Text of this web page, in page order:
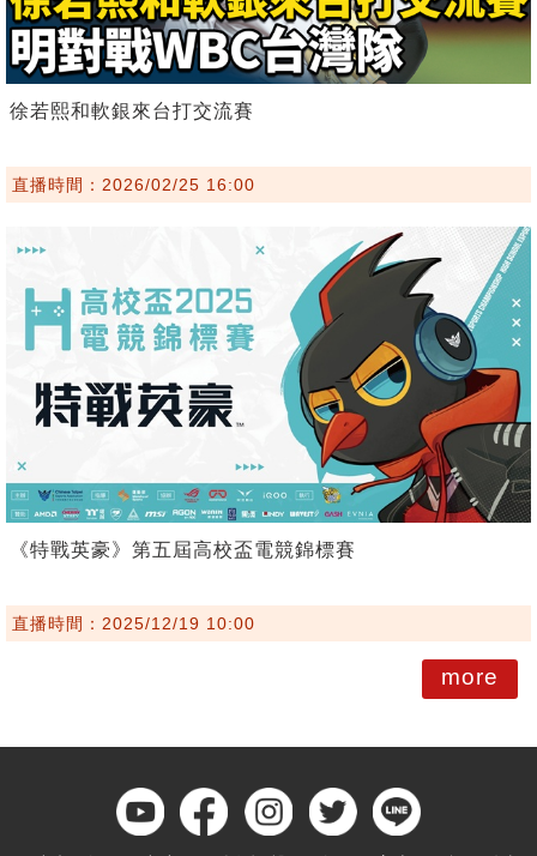
徐若熙和軟銀來台打交流賽
直播時間：2026/02/25 16:00
《特戰英豪》第五屆高校盃電競錦標賽
直播時間：2025/12/19 10:00
more